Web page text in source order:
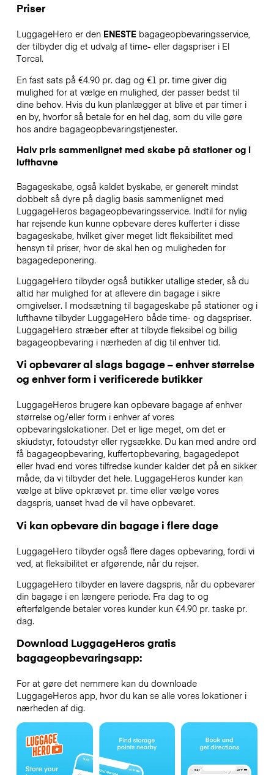
Priser
LuggageHero er den ENESTEbagageopbevaringsservice,
der tilbyder dig et udvalg af time- eller dagspriser i El
Torcal.
En fast sats på €4.90 pr. dag og €1 pr. time giver dig
mulighed for at vælge en mulighed, der passer bedst til
dine behov. Hvis du kun planlægger at blive et par timer i
en by, hvorfor så betale for en hel dag, som du ville gøre
hos andre bagageopbevaringstjenester.
Halv pris sammenlignet med skabe på stationer og i
lufthavne
Bagageskabe, også kaldet byskabe, er generelt mindst
dobbelt så dyre på daglig basis sammenlignet med
LuggageHeros bagageopbevaringsservice. Indtil for nylig
har rejsende kun kunne opbevare deres kufferter i disse
bagageskabe, hvilket giver meget lidt fleksibilitet med
hensyn til priser, hvor de skal hen og muligheden for
bagagedeponering.
LuggageHero tilbyder også butikker utallige steder, så du
altid har mulighed for at aflevere din bagage i sikre
omgivelser. I modsætning til bagageskabe på stationer og i
lufthavne tilbyder LuggageHero både time- og dagspriser.
LuggageHero stræber efter at tilbyde fleksibel og billig
bagageopbevaring i nærheden af dig til enhver tid.
Vi opbevarer al slags bagage – enhver størrelse
og enhver form i verificerede butikker
LuggageHeros brugere kan opbevare bagage af enhver
størrelse og/eller form i enhver af vores
opbevaringslokationer. Det er lige meget, om det er
skiudstyr, fotoudstyr eller rygsække. Du kan med andre ord
få bagageopbevaring, kuffertopbevaring, bagagedepot
eller hvad end vores tilfredse kunder kalder det på en sikker
måde, da vi tilbyder det hele. LuggageHeros kunder kan
vælge at blive opkrævet pr. time eller vælge vores
dagspris, uanset hvad de vil have opbevaret.
Vi kan opbevare din bagage i flere dage
LuggageHero tilbyder også flere dages opbevaring, fordi vi
ved, at fleksibilitet er afgørende, når du rejser.
LuggageHero tilbyder en lavere dagspris, når du opbevarer
din bagage i en længere periode. Fra dag to og
efterfølgende betaler vores kunder kun €4.90 pr. taske pr.
dag.
Download LuggageHeros gratis
bagageopbevaringsapp:
For at gøre det nemmere kan du downloade
LuggageHeros app, hvor du kan se alle vores lokationer i
nærheden af dig.